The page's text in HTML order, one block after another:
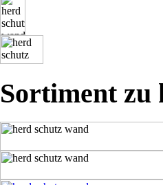
Sortiment zu